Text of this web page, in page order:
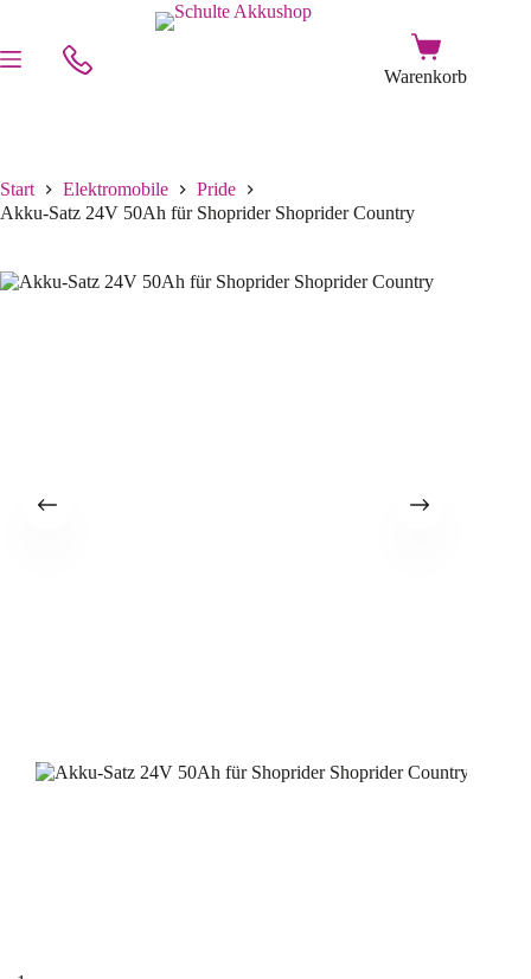
Start Elektromobile
Pride
Akku-Satz 24V 50Ah für Shoprider Shoprider Country